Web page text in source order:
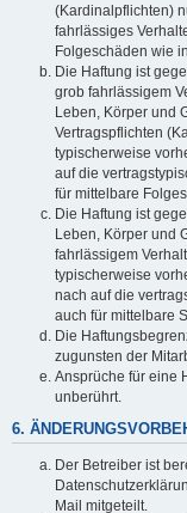
(Kardinalpflichten)
fahrlässiges
Folgeschäden wie
Die Haftung ist
grob fahrlässigem
Leben, Körper und
Vertragspflichten
typischerweise
auf die
für mittelbare
Die Haftung ist
Leben, Körper und
fahrlässigem
typischerweise
nach auf die
auch für mittelbare
Die
zugunsten der
Ansprüche für eine
unberührt.
6.
Der Betreiber ist
Mail mitgeteilt.